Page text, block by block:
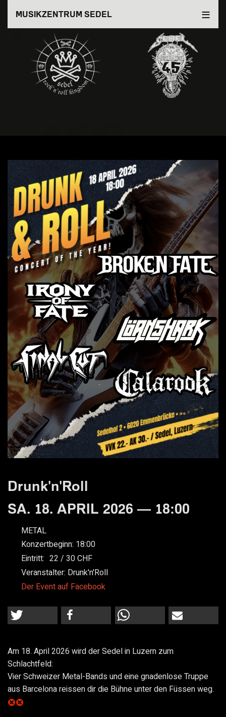
Inhalt
MUSIKZENTRUM SEDEL
Drunk'n'Roll
SA. 18. APRIL 2026 — 18:00
METAL
Konzertbeginn: 18:00
Eintritt: 22
30
Veranstalter: Drunk'n'Roll
Der Event auf Facebook
Am 18. April 2026 wird der Sedel in Luzern zum
Schlachtfeld:
Vier Schweizer Metal-Bands und eine gnadenlose Truppe
aus Barcelona reissen dir die Bühne unter den Füssen weg.